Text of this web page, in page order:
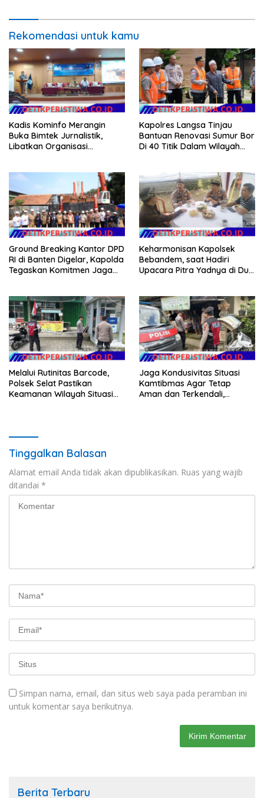
Rekomendasi untuk kamu
Kadis Kominfo Merangin
Buka Bimtek Jurnalistik,
Libatkan Organisasi
Kapolres Langsa Tinjau
Bantuan Renovasi Sumur Bor
Di 40 Titik Dalam Wilayah
Ground Breaking Kantor DPD
RI di Banten Digelar, Kapolda
Tegaskan Komitmen Jaga
Keharmonisan Kapolsek
Bebandem, saat Hadiri
Upacara Pitra Yadnya di Dua
Melalui Rutinitas Barcode,
Polsek Selat Pastikan
Keamanan Wilayah Situasi
Jaga Kondusivitas Situasi
Kamtibmas Agar Tetap
Aman dan Terkendali,
Tinggalkan Balasan
Alamat email Anda tidak akan dipublikasikan. Ruas yang wajib
ditandai *
Simpan nama, email, dan situs web saya pada peramban ini
untuk komentar saya berikutnya.
Berita Terbaru